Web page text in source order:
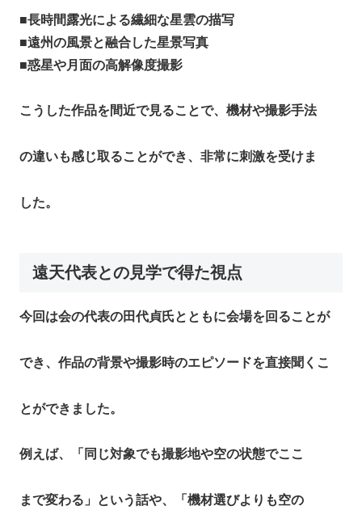
■長時間露光による繊細な星雲の描写
■遠州の風景と融合した星景写真
■惑星や月面の高解像度撮影
こうした作品を間近で見ることで、機材や撮影手法
の違いも感じ取ることができ、非常に刺激を受けま
した。
遠天代表との見学で得た視点
今回は会の代表の田代貞氏とともに会場を回ることが
でき、作品の背景や撮影時のエピソードを直接聞くこ
とができました。
例えば、「同じ対象でも撮影地や空の状態でここ
まで変わる」という話や、「機材選びよりも空の